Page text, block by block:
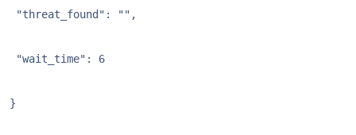
"threat_found": "",
"wait_time": 6
}